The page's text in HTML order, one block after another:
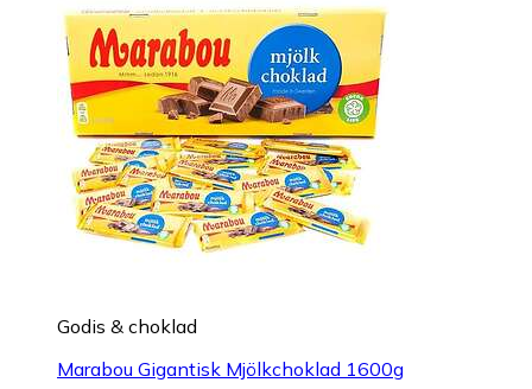
Godis & choklad
Marabou Gigantisk Mjölkchoklad 1600g